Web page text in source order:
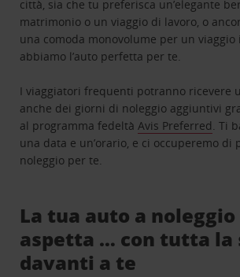
città, sia che tu preferisca un’elegante
matrimonio o un viaggio di lavoro, o
una comoda monovolume per un viaggio
abbiamo l’auto perfetta per te.
I viaggiatori frequenti potranno ricevere
anche dei giorni di noleggio aggiuntivi
al programma fedeltàAvis Preferred. Ti
una data e un’orario, e ci occuperemo di
noleggio per te.
La tua auto a
aspetta … con tutta la
davanti a te